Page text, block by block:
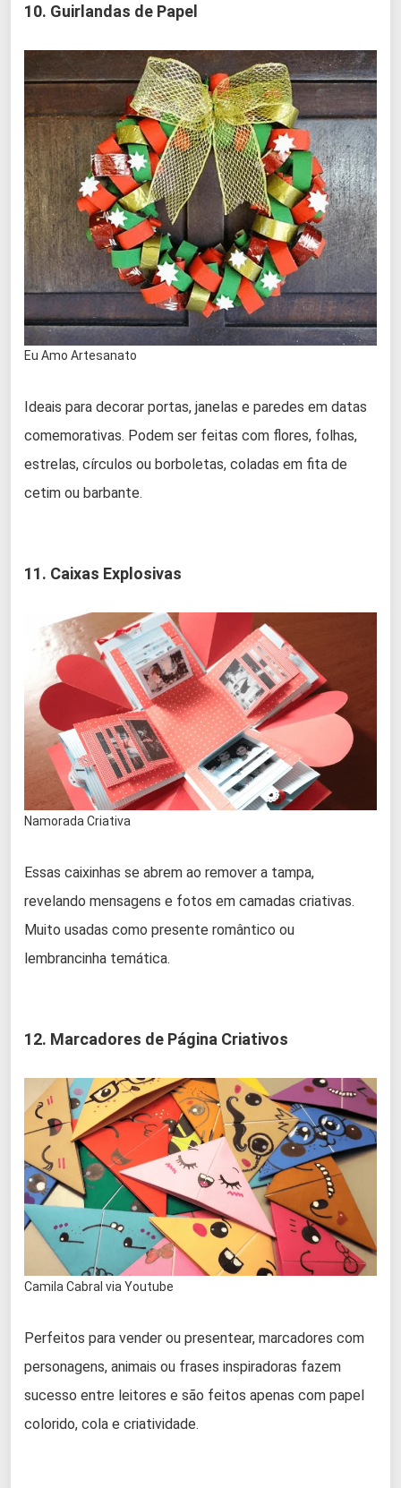
10. Guirlandas de Papel
Eu Amo Artesanato
Ideais para decorar portas, janelas e paredes em datas
comemorativas. Podem ser feitas com flores, folhas,
estrelas, círculos ou borboletas, coladas em fita de
cetim ou barbante.
11. Caixas Explosivas
Namorada Criativa
Essas caixinhas se abrem ao remover a tampa,
revelando mensagens e fotos em camadas criativas.
Muito usadas como presente romântico ou
lembrancinha temática.
12. Marcadores de Página Criativos
Camila Cabral via Youtube
Perfeitos para vender ou presentear, marcadores com
personagens, animais ou frases inspiradoras fazem
sucesso entre leitores e são feitos apenas com papel
colorido, cola e criatividade.